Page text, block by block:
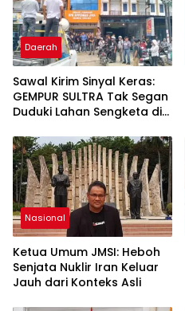
Daerah
Sawal Kirim Sinyal Keras:
GEMPUR SULTRA Tak Segan
Duduki Lahan Sengketa di
Nasional
Ketua Umum JMSI: Heboh
Senjata Nuklir Iran Keluar
Jauh dari Konteks Asli